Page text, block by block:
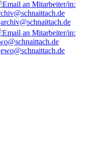
archiv@schnaittach.de
ewo@schnaittach.de